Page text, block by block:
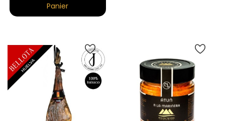
Panier